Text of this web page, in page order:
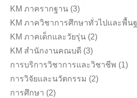
KM ภาครากฐาน (3)
KM ภาควิชาการศึกษาทั่วไปและพื้น
KM ภาคเด็กและวัยรุ่น (2)
KM สำนักงานคณบดี (3)
การบริการวิชาการและวิชาชีพ (1)
การวิจัยและนวัตกรรม (2)
การศึกษา (2)